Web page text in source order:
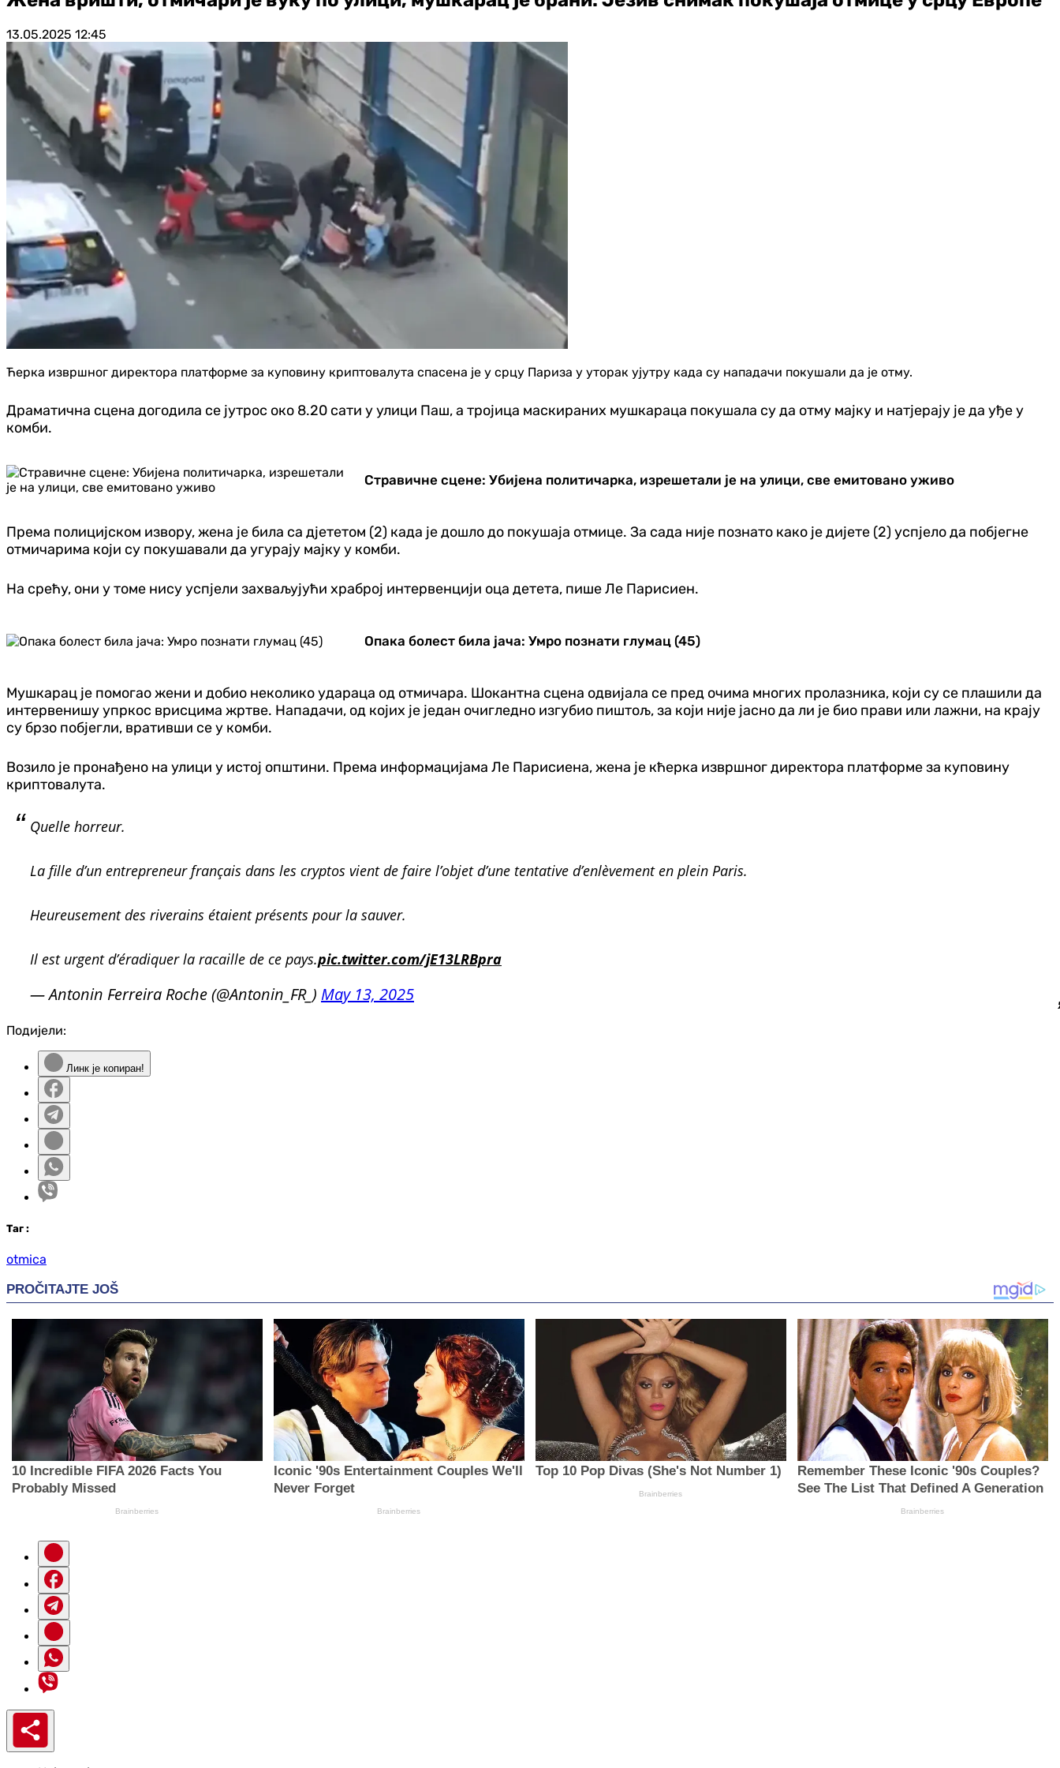
13.05.2025 12:45
Ћерка извршног директора платформе за куповину криптовалута спасена је у срцу Париза у уторак ујутру када су нападачи покушали да је отму.
Драматична сцена догодила се јутрос око 8.20 сати у улици Паш, а тројица маскираних мушкараца покушала су да отму мајку и натјерају је да уђе у
комби.
Стравичне сцене: Убијена политичарка, изрешетали је на улици, све емитовано уживо
Према полицијском извору, жена је била са дјететом (2) када је дошло до покушаја отмице. За сада није познато како је дијете (2) успјело да побјегне
отмичарима који су покушавали да угурају мајку у комби.
На срећу, они у томе нису успјели захваљујући храброј интервенцији оца детета, пише Ле Парисиен.
Опака болест била јача: Умро познати глумац (45)
Мушкарац је помогао жени и добио неколико удараца од отмичара. Шокантна сцена одвијала се пред очима многих пролазника, који су се плашили да
интервенишу упркос врисцима жртве. Нападачи, од којих је један очигледно изгубио пиштољ, за који није јасно да ли је био прави или лажни, на крају
су брзо побјегли, вративши се у комби.
Возило је пронађено на улици у истој општини. Према информацијама Ле Парисиена, жена је кћерка извршног директора платформе за куповину
криптовалута.
Quelle horreur.
La fille d’un entrepreneur français dans les cryptos vient de faire l’objet d’une tentative d’enlèvement en plein Paris.
Heureusement des riverains étaient présents pour la sauver.
Il est urgent d’éradiquer la racaille de ce pays.pic.twitter.com/jE13LRBpra
— Antonin Ferreira Roche (@Antonin_FR_) May 13, 2025
Подијели:
Линк је копиран!
Таг :
otmica